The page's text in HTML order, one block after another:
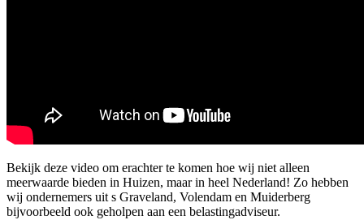
Bekijk deze video om erachter te komen hoe wij niet alleen
meerwaarde bieden in Huizen, maar in heel Nederland! Zo hebben
wij ondernemers uit s Graveland, Volendam en Muiderberg
bijvoorbeeld ook geholpen aan een belastingadviseur.